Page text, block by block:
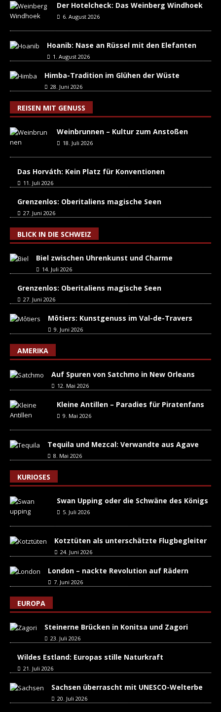
Der Hotelcheck: Das Weinberg Windhoek
6. August 2026
Hoanib: Nase an Rüssel mit den Elefanten
1. August 2026
Himba-Tradition im Glühen der Wüste
28. Juni 2026
REISEN MIT GENUSS
Weinbrunnen – Kultur zum Anstoßen
18. Juli 2026
Das Horváth: Kein Platz für Konventionen
11. Juli 2026
Grenzenlos: Oberitaliens magische Seen
27. Juni 2026
BLICK IN DIE SCHWEIZ
Biel zwischen Uhrenkunst und Charme
14. Juli 2026
Grenzenlos: Oberitaliens magische Seen
27. Juni 2026
Môtiers: Kunstgenuss im Val-de-Travers
9. Juni 2026
AMERIKA
Auf Spuren von Satchmo in New Orleans
12. Mai 2026
Kleine Antillen – Paradies für Piratenfans
9. Mai 2026
Tequila und Mezcal: Verwandte aus Agave
8. Mai 2026
KURIOSES
Swan Upping oder die Schwäne des Königs
5. Juli 2026
Kotztüten als unterschätzte Flugbegleiter
24. Juni 2026
London – nackte Revolution auf Rädern
7. Juni 2026
EUROPA
Steinerne Brücken in Konitsa und Zagori
23. Juli 2026
Wildes Estland: Europas stille Naturkraft
21. Juli 2026
Sachsen überrascht mit UNESCO-Welterbe
20. Juli 2026